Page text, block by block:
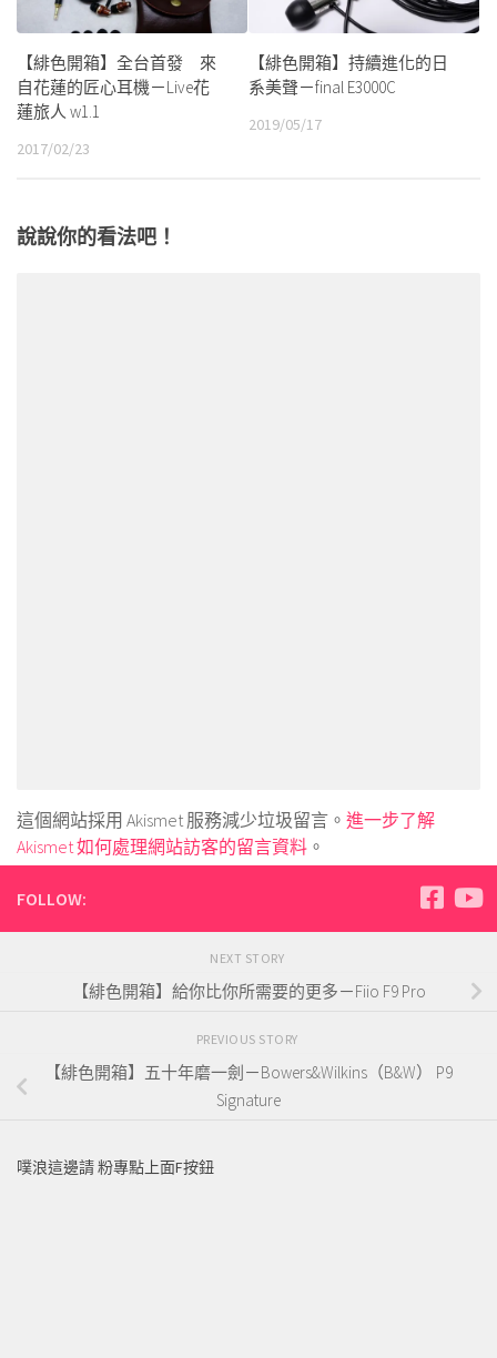
【緋色開箱】全台首發 來
自花蓮的匠心耳機－Live花
蓮旅人 w1.1
2017/02/23
【緋色開箱】持續進化的日
系美聲－final E3000C
2019/05/17
說說你的看法吧！
這個網站採用 Akismet 服務減少垃圾留言。 進一步了解
Akismet 如何處理網站訪客的留言資料 。
FOLLOW:
NEXT STORY
【緋色開箱】給你比你所需要的更多－Fiio F9 Pro
PREVIOUS STORY
【緋色開箱】五十年磨一劍－Bowers&Wilkins（B&W） P9
Signature
噗浪這邊請 粉專點上面F按鈕